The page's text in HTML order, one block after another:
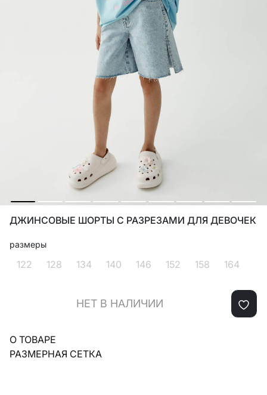
ДЖИНСОВЫЕ ШОРТЫ С РАЗРЕЗАМИ ДЛЯ ДЕВОЧЕК
размеры
122 128 134 140 146 152 158 164
НЕТ В НАЛИЧИИ
О ТОВАРЕ
РАЗМЕРНАЯ СЕТКА